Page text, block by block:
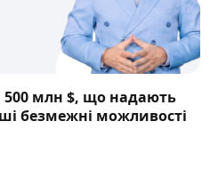
500 млн $, що надають
безмежні можливості